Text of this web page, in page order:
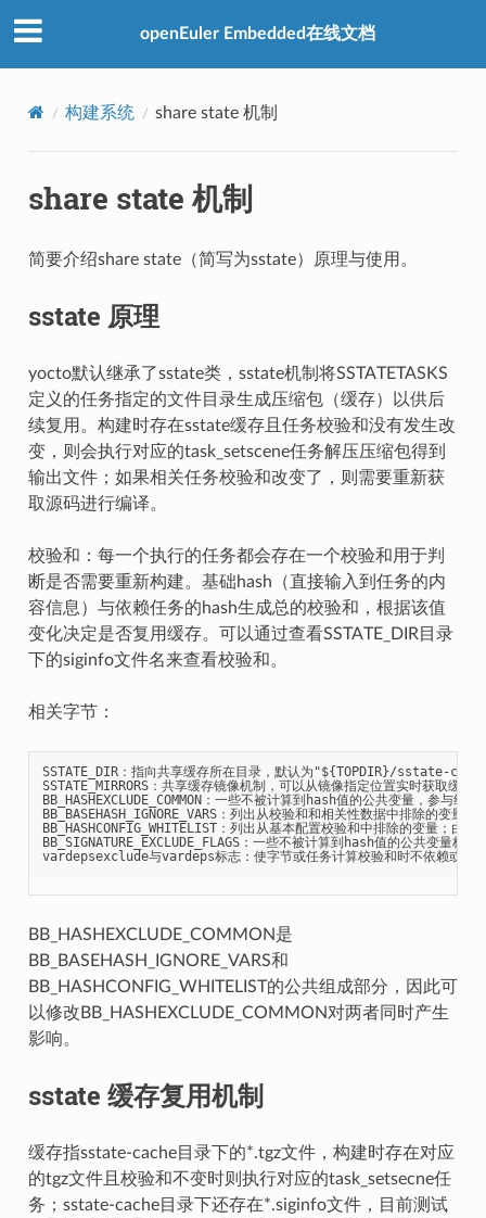
openEuler Embedded在线文档
构建系统 share state 机制
share state 机制
简要介绍share state（简写为sstate）原理与使用。
sstate 原理
yocto默认继承了sstate类，sstate机制将SSTATETASKS
定义的任务指定的文件目录生成压缩包（缓存）以供后
续复用。构建时存在sstate缓存且任务校验和没有发生改
变，则会执行对应的task_setscene任务解压压缩包得到
输出文件；如果相关任务校验和改变了，则需要重新获
取源码进行编译。
校验和：每一个执行的任务都会存在一个校验和用于判
断是否需要重新构建。基础hash（直接输入到任务的内
容信息）与依赖任务的hash生成总的校验和，根据该值
变化决定是否复用缓存。可以通过查看SSTATE_DIR目录
下的siginfo文件名来查看校验和。
相关字节：
SSTATE_DIR：指向共享缓存所在目录，默认为"${TOPDIR}/sstate-
SSTATE_MIRRORS：共享缓存镜像机制，可以从镜像指定位置实时获取缓存；
BB_HASHEXCLUDE_COMMON：一些不被计算到hash值的公共变量，参与组
BB_BASEHASH_IGNORE_VARS：列出从校验和和相关性数据中排除的变量；
BB_HASHCONFIG_WHITELIST：列出从基本配置校验和中排除的变量；由
BB_SIGNATURE_EXCLUDE_FLAGS：一些不被计算到hash值的公共变
BB_HASHEXCLUDE_COMMON是
BB_BASEHASH_IGNORE_VARS和
BB_HASHCONFIG_WHITELIST的公共组成部分，因此可
以修改BB_HASHEXCLUDE_COMMON对两者同时产生
影响。
sstate 缓存复用机制
缓存指sstate-cache目录下的*.tgz文件，构建时存在对应
的tgz文件且校验和不变时则执行对应的task_setsecne任
务；sstate-cache目录下还存在*.siginfo文件，目前测试